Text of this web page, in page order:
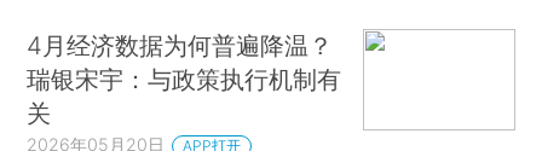
4月经济数据为何普遍降温？
瑞银宋宇：与政策执行机制有
关
2026年05月20日 APP打开